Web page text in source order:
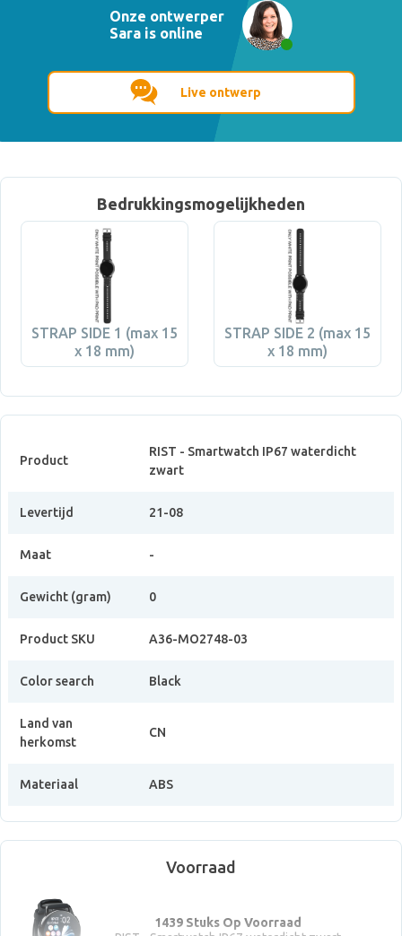
Onze ontwerper
Sara is online
Live ontwerp
Bedrukkingsmogelijkheden
STRAP SIDE 1 (max 15
x 18 mm)
STRAP SIDE 2 (max 15
x 18 mm)
Product
RIST - Smartwatch IP67 waterdicht
zwart
Levertijd 21-08
Maat -
Gewicht (gram) 0
Product SKU A36-MO2748-03
Color search Black
Land van
herkomst
CN
Materiaal ABS
Voorraad
1439 Stuks Op Voorraad